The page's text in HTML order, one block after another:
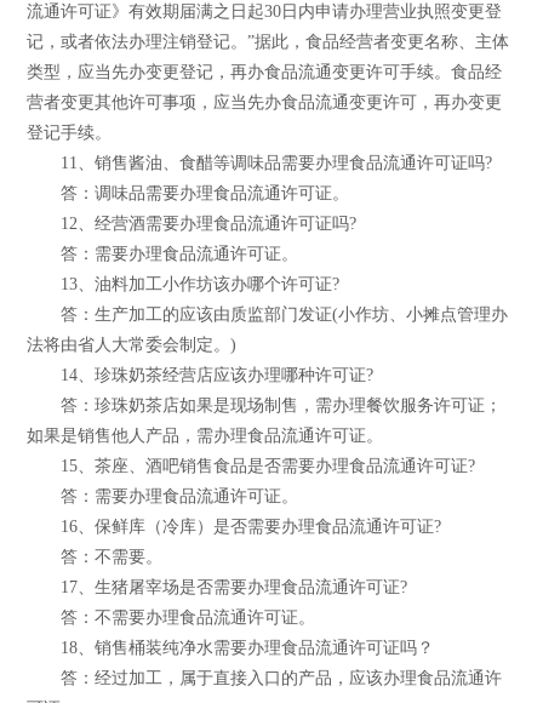
流通许可证》有效期届满之日起30日内申请办理营业执照变更登
记，或者依法办理注销登记。”据此，食品经营者变更名称、主体
类型，应当先办变更登记，再办食品流通变更许可手续。食品经
营者变更其他许可事项，应当先办食品流通变更许可，再办变更
登记手续。
11、销售酱油、食醋等调味品需要办理食品流通许可证吗?
答：调味品需要办理食品流通许可证。
12、经营酒需要办理食品流通许可证吗?
答：需要办理食品流通许可证。
13、油料加工小作坊该办哪个许可证?
答：生产加工的应该由质监部门发证(小作坊、小摊点管理办
法将由省人大常委会制定。)
14、珍珠奶茶经营店应该办理哪种许可证?
答：珍珠奶茶店如果是现场制售，需办理餐饮服务许可证；
如果是销售他人产品，需办理食品流通许可证。
15、茶座、酒吧销售食品是否需要办理食品流通许可证?
答：需要办理食品流通许可证。
16、保鲜库（冷库）是否需要办理食品流通许可证?
答：不需要。
17、生猪屠宰场是否需要办理食品流通许可证?
答：不需要办理食品流通许可证。
18、销售桶装纯净水需要办理食品流通许可证吗？
答：经过加工，属于直接入口的产品，应该办理食品流通许